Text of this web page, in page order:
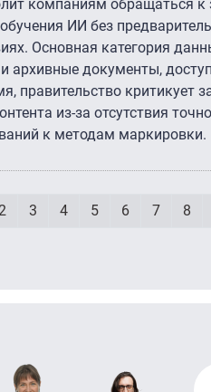
компаниям обращаться
ИИ без
Основная категория
архивные документы,
правительство критикует
из-за отсутствия
к методам маркировки.
страница
Page
2 Page
3 Page
4 Page
5 Page
6 Page
7 8